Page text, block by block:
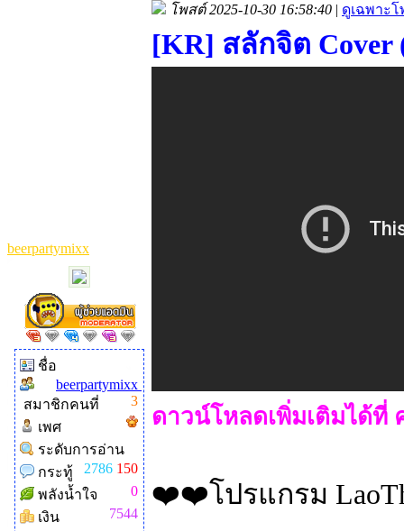
beerpartymixx
ชื่อ
beerpartymixx
สมาชิกคนที่
3
เพศ
ระดับการอ่าน
150
กระทู้
2786
พลังน้ำใจ
0
เงิน
7544
โพสต์ 2025-10-30 16:58:40 | ดูเฉพาะ
[KR] สลักจิต Cover
ดาวน์โหลดเพิ่มเติมได้ที่
❤️❤️โปรแกรม